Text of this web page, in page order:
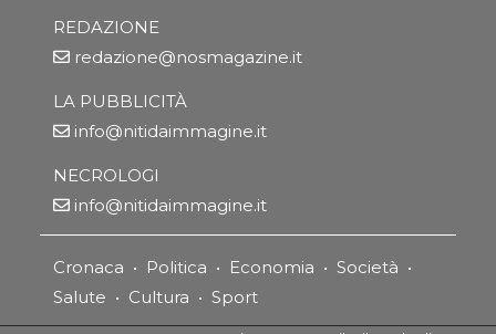
REDAZIONE
redazione@nosmagazine.it
LA PUBBLICITÀ
info@nitidaimmagine.it
NECROLOGI
info@nitidaimmagine.it
Cronaca • Politica • Economia • Società •
Salute • Cultura • Sport